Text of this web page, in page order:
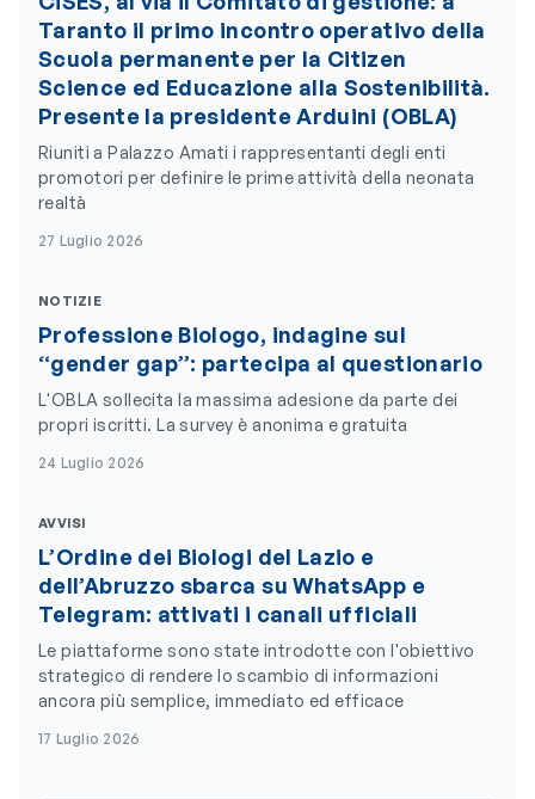
Taranto il primo incontro operativo della
Scuola permanente per la Citizen
Science ed Educazione alla Sostenibilità.
Presente la presidente Arduini (OBLA)
Riuniti a Palazzo Amati i rappresentanti degli enti
promotori per definire le prime attività della neonata
realtà
27 Luglio 2026
NOTIZIE
Professione Biologo, indagine sul
“gender gap”: partecipa al questionario
L'OBLA sollecita la massima adesione da parte dei
propri iscritti. La survey è anonima e gratuita
24 Luglio 2026
AVVISI
L’Ordine dei Biologi del Lazio e
dell’Abruzzo sbarca su WhatsApp e
Telegram: attivati i canali ufficiali
Le piattaforme sono state introdotte con l'obiettivo
strategico di rendere lo scambio di informazioni
ancora più semplice, immediato ed efficace
17 Luglio 2026